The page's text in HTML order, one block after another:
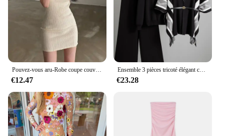
Pouvez-vous aru-Robe coupe couvertes à manches courtes pour femmes, Corée du sud, Chic, Été, Vent, Réduit l'âge, Abonnés, Document, Polo, Col, Sac, Hi...
€12.47
Ensemble 3 pièces tricoté élégant coréen pour femmes, pull + Design chic, haut châle, taille haute, pantalon à jambes larges, nouvelle collection
€23.28